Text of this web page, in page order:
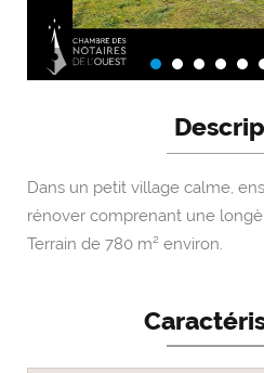
Dans un petit village calme,
rénover comprenant une
Terrain de 780 m² environ.